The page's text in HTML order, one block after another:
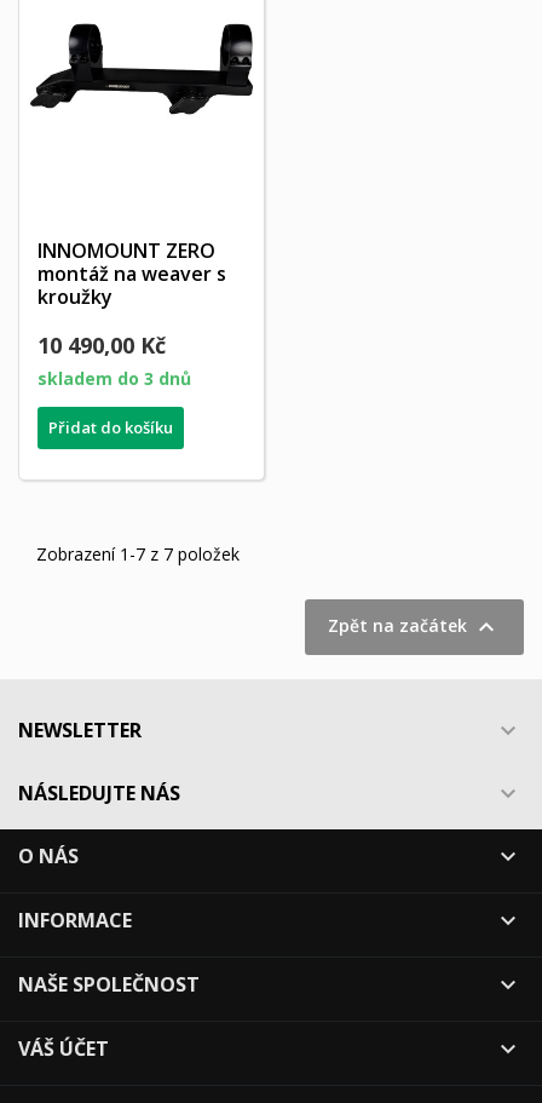
INNOMOUNT ZERO
montáž na weaver s
kroužky
10 490,00 Kč
skladem do 3 dnů
Přidat do košíku
Zobrazení 1-7 z 7 položek
Zpět na začátek 
NEWSLETTER 
NÁSLEDUJTE NÁS 
O NÁS 
INFORMACE 
NAŠE SPOLEČNOST 
VÁŠ ÚČET 